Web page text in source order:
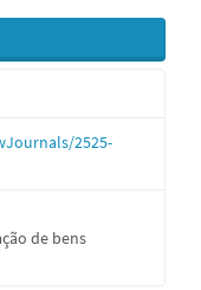
2525-
de bens